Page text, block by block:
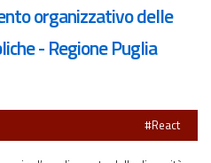
organizzativo delle
- Regione Puglia
#React